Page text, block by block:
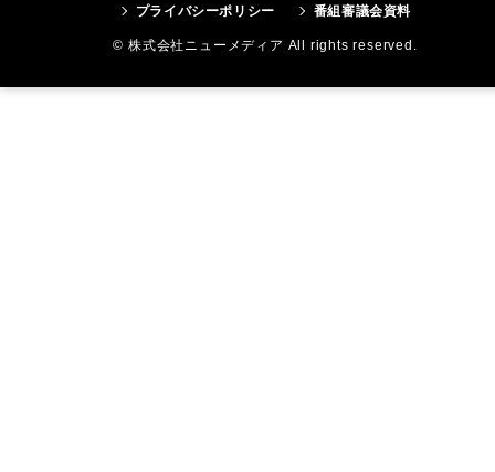
プライバシーポリシー 番組審議会資料
© 株式会社ニューメディア All rights reserved.